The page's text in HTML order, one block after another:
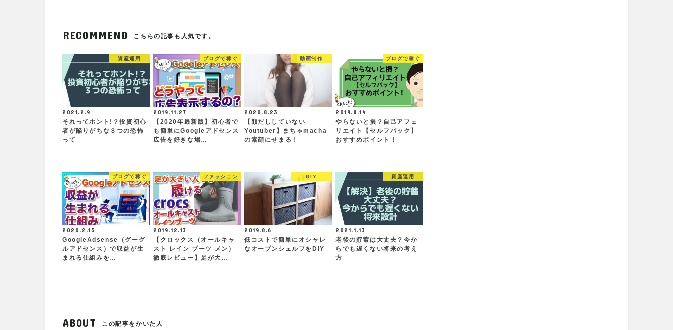
RECOMMEND こちらの記事も人気です。
資産運用
2021.2.9
それってホント!？投資初心
者が陥りがちな３つの恐怖
って
ブログで稼ぐ
2019.11.27
【2020年最新版】初心者で
も簡単にGoogleアドセンス
広告を好きな場…
動画制作
2020.8.23
【顔だししていない
Youtuber】まちゃmacha
の素顔にせまる！
ブログで稼ぐ
2019.8.14
やらないと損？自己アフェ
リエイト【セルフバック】
おすすめポイント！
ブログで稼ぐ
2020.2.15
GoogleAdsense（グーグ
ルアドセンス）で収益が生
まれる仕組みを…
ファッション
2019.12.13
【クロックス（オールキャ
スト レイン ブーツ メン）
徹底レビュー】足が大…
DIY
2019.8.6
低コストで簡単にオシャレ
なオープンシェルフをDIY
資産運用
2021.1.13
老後の貯蓄は大丈夫？今か
らでも遅くない将来の考え
方
ABOUT この記事をかいた人